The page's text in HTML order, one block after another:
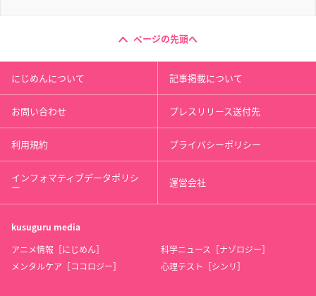
ページの先頭へ
にじめんについて 記事掲載について
お問い合わせ プレスリリース送付先
利用規約 プライバシーポリシー
インフォマティブデータポリシ
ー 運営会社
kusuguru media
アニメ情報［にじめん］
科学ニュース［ナゾロジー］
メンタルケア［ココロジー］
心理テスト［シンリ］